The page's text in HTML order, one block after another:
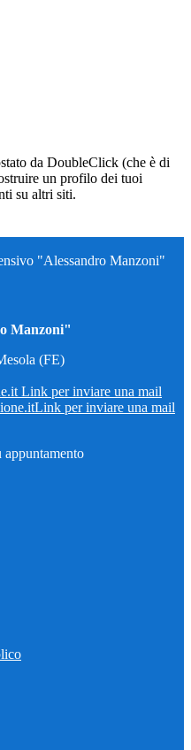
da DoubleClick (che è di
un profilo dei tuoi
su altri siti.
"Alessandro Manzoni"
Manzoni"
(FE)
Link per inviare una mail
Link per inviare una mail
appuntamento